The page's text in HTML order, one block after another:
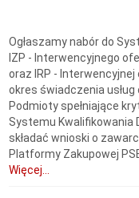
Ogłaszamy nabór do
IZP - Interwencyjnego
oraz IRP -
okres świadczenia usług
Podmioty spełniające
Systemu Kwalifikowania
składać wnioski o
Platformy Zakupowej
Więcej...